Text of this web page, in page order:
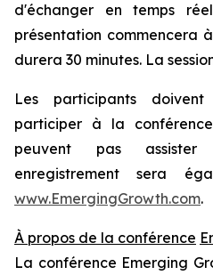
d'échanger en temps
présentation commencera
durera 30 minutes. La
Les participants doivent
participer à la
peuvent pas
enregistrement sera
www.EmergingGrowth.com.
À propos de la conférence
La conférence Emerging